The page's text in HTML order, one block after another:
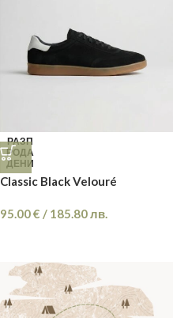
РАЗП
РОДА
ДЕНИ
Classic Black Velouré
95.00€ / 185.80лв.